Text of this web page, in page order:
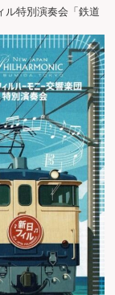
ル特別演奏会「鉄道